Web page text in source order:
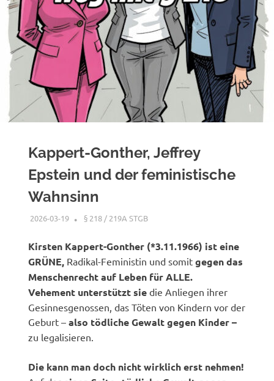
Kappert-Gonther, Jeffrey
Epstein und der feministische
Wahnsinn
2026-03-19 XX
§ 218 / 219A STGB
Kirsten Kappert-Gonther (*3.11.1966) ist eine
GRÜNE, Radikal-Feministin und somitgegen das
Menschenrecht auf Leben für ALLE.
Vehement unterstützt sie die Anliegen ihrer
Gesinnesgenossen, das Töten von Kindern vor der
Geburt –also tödliche Gewalt gegen Kinder –
zu legalisieren.
Die kann man doch nicht wirklich erst nehmen!